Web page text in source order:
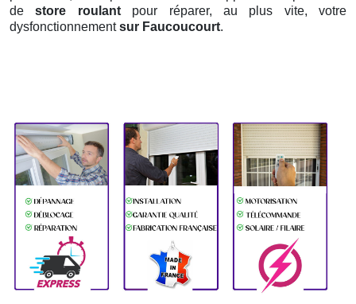
destore roulantpour réparer, au plus vite, votre
dysfonctionnementsur Faucoucourt.